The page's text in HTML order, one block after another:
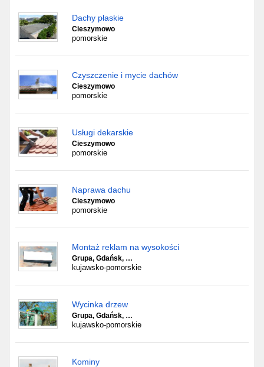
Dachy płaskie
Cieszymowo
pomorskie
Czyszczenie i mycie dachów
Cieszymowo
pomorskie
Usługi dekarskie
Cieszymowo
pomorskie
Naprawa dachu
Cieszymowo
pomorskie
Montaż reklam na wysokości
Grupa, Gdańsk, …
kujawsko-pomorskie
Wycinka drzew
Grupa, Gdańsk, …
kujawsko-pomorskie
Kominy